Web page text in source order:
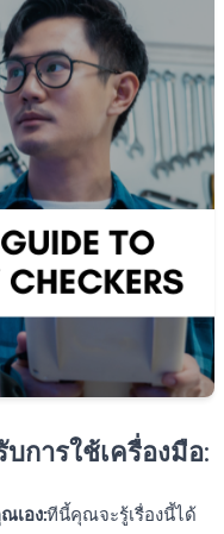
การใช้เครื่องมือ:
เอง:ทีนี้คุณจะรู้เรื่องนี้ได้